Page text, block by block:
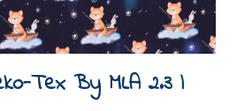
Tex By MLA 2.3 |